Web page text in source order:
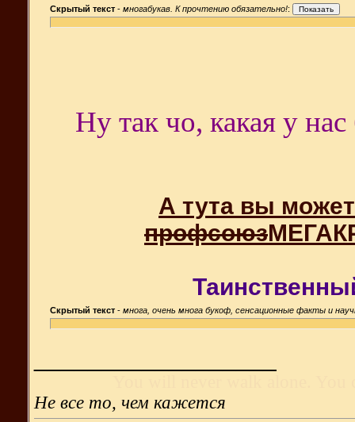
Скрытый текст - многабукав. К прочтению обязательно!:
Ну так чо, какая у
А тута вы
профсоюз
Скрытый текст - многа, очень многа букоф, сенсационные факты и
Не все то, чем кажется